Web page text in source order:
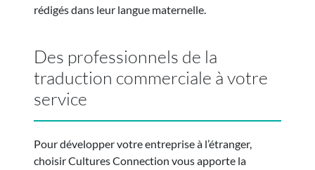
rédigés dans leur langue maternelle.
Des professionnels de la
traduction commerciale à votre
service
Pour développer votre entreprise à l’étranger,
choisir Cultures Connection vous apporte la